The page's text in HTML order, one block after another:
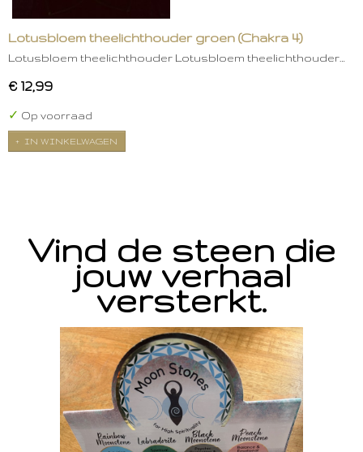
Lotusbloem theelichthouder groen (Chakra 4)
Lotusbloem theelichthouder Lotusbloem theelichthouder…
€ 12,99
✓ Op voorraad
IN WINKELWAGEN
Vind de steen die
jouw verhaal
versterkt.